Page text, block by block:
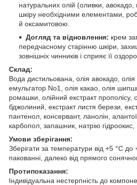
натуральних олій (оливки,
шкіру необхідними елементами,
й оксамитовою.
Догляд та відновлення: крем
передчасному старінню шкіри,
зовнішніх чинників і сприяє її
Склад:
Вода дистильована, олія авокадо, олія
емульгатор No1, олія какао, олія
ромашки, олійний екстракт прополісу,
бджолиний, екстракт листя берези,
пантенол, консервант, ланолін,
карбопол, запашник, натрію гідроокис,
Умови зберігання:
Зберігати за температури від +5 °C до
пакованні, далеко від прямого
Протипоказання:
Індивідуальна нестерпність до